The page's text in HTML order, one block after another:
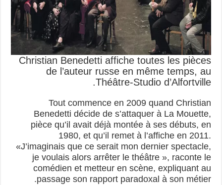
Christian Benedetti affiche toutes les pièces
de l’auteur russe en même temps, au
Théâtre-Studio d’Alfortville.
Tout commence en 2009 quand Christian
Benedetti décide de s’attaquer à La Mouette,
pièce qu’il avait déjà montée à ses débuts, en
1980, et qu’il remet à l’affiche en 2011.
«J’imaginais que ce serait mon dernier spectacle,
je voulais alors arrêter le théâtre », raconte le
comédien et metteur en scène, expliquant au
passage son rapport paradoxal à son métier.